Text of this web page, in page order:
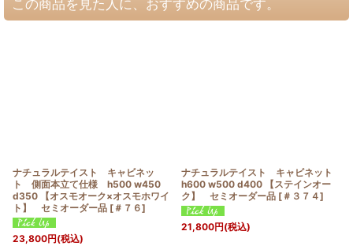
この商品を見た人に、おすすめの商品です。
ナチュラルテイスト キャビネッ
ト 側面本立て仕様 h500 w450
d350 【オスモオーク×オスモホワイ
ト】 セミオーダー品 [ ＃７６]
23,800円(税込)
ナチュラルテイスト キャビネット
h600 w500 d400 【ステインオー
ク】 セミオーダー品 [ ＃３７４]
21,800円(税込)